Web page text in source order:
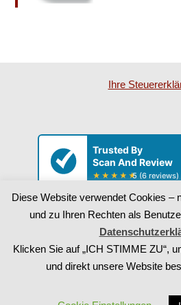
Ihre
Datenschutz
Heinz Aigner,
www.stb-
Diese Website verwendet Cookies –
und zu Ihren Rechten als
Klicken Sie auf „ICH STIMME ZU“,
und direkt unsere Website